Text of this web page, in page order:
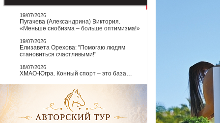
19/07/2026
Пугачева (Александрина) Виктория.
«Меньше снобизма – больше оптимизма!»
19/07/2026
Елизавета Орехова: "Помогаю людям
становиться счастливыми!"
18/07/2026
ХМАО-Югра. Конный спорт – это база…